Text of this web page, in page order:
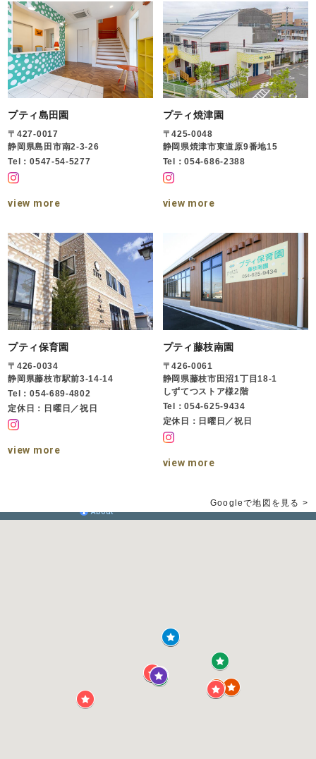
プティ島田園
〒427-0017
静岡県島田市南2-3-26
Tel：0547-54-5277
view more
プティ焼津園
〒425-0048
静岡県焼津市東道原9番地15
Tel：054-686-2388
view more
プティ保育園
〒426-0034
静岡県藤枝市駅前3-14-14
Tel：054-689-4802
定休日：日曜日／祝日
view more
プティ藤枝南園
〒426-0061
静岡県藤枝市田沼1丁目18-1
しずてつストア様2階
Tel：054-625-9434
定休日：日曜日／祝日
view more
Googleで地図を見る >